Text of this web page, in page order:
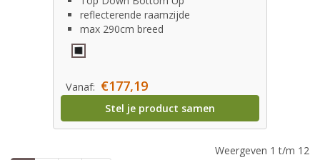
reflecterende raamzijde
max 290cm breed
Vanaf: €177,19
Stel je product samen
Weergeven 1 t/m 12